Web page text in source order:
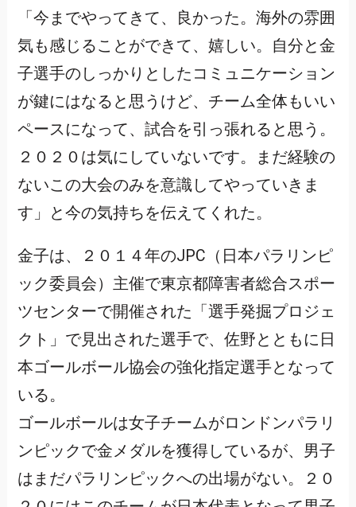
「今までやってきて、良かった。海外の雰囲
気も感じることができて、嬉しい。自分と金
子選手のしっかりとしたコミュニケーション
が鍵にはなると思うけど、チーム全体もいい
ペースになって、試合を引っ張れると思う。
２０２０は気にしていないです。まだ経験の
ないこの大会のみを意識してやっていきま
す」と今の気持ちを伝えてくれた。
金子は、２０１４年のJPC（日本パラリンピ
ック委員会）主催で東京都障害者総合スポー
ツセンターで開催された「選手発掘プロジェ
クト」で見出された選手で、佐野とともに日
本ゴールボール協会の強化指定選手となって
いる。
ゴールボールは女子チームがロンドンパラリ
ンピックで金メダルを獲得しているが、男子
はまだパラリンピックへの出場がない。２０